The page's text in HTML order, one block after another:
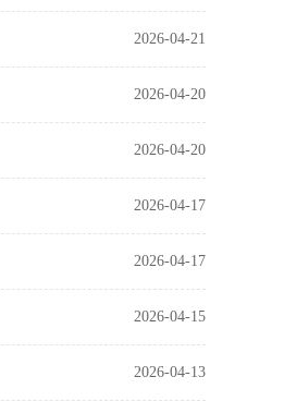
2026-04-21
2026-04-20
2026-04-20
2026-04-17
2026-04-17
2026-04-15
2026-04-13